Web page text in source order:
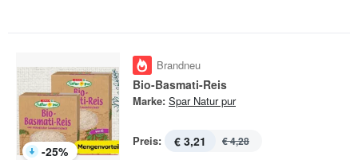
-25%
Brandneu
Bio-Basmati-Reis
Marke: Spar Natur pur
Preis: € 3,21 € 4,28